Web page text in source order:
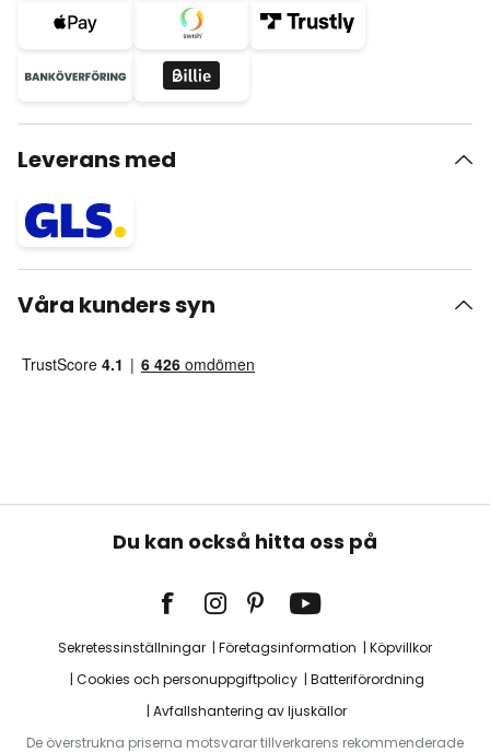
Leverans med
Våra kunders syn
Du kan också hitta oss på
Sekretessinställningar Företagsinformation
Köpvillkor
Cookies och personuppgiftpolicy
Batteriförordning
Avfallshantering av ljuskällor
De överstrukna priserna motsvarar tillverkarens rekommenderade